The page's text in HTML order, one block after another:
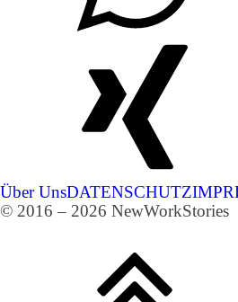
Über UnsDATENSCHUTZ
© 2016 – 2026 NewWorkStories